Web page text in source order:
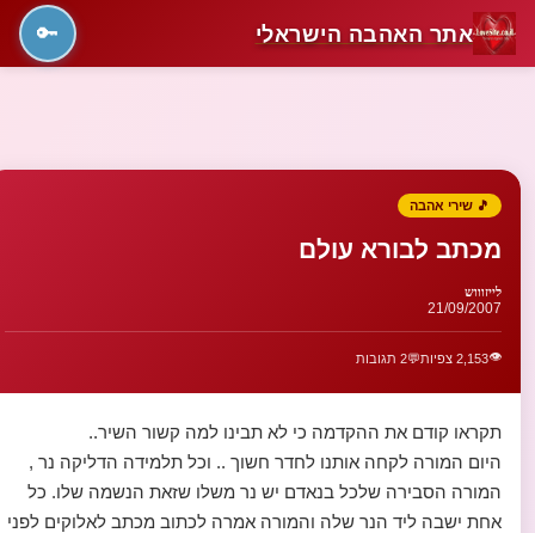
אתר האהבה הישראלי 🔑
🎵 שירי אהבה
מכתב לבורא עולם
לייזוווש
21/09/2007
👁️2,153 צפיות 💬2 תגובות
תקראו קודם את ההקדמה כי לא תבינו למה קשור השיר..
היום המורה לקחה אותנו לחדר חשוך .. וכל תלמידה הדליקה נר ,
המורה הסבירה שלכל בנאדם יש נר משלו שזאת הנשמה שלו. כל
אחת ישבה ליד הנר שלה והמורה אמרה לכתוב מכתב לאלוקים לפני